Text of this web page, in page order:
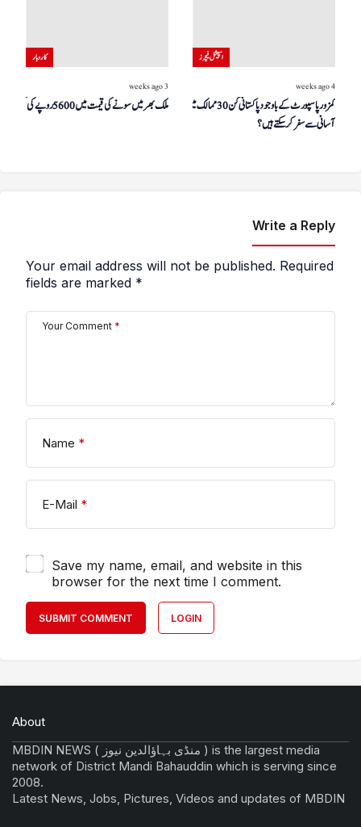
کاروبار
3 weeks ago
ملک بھر میں سونے کی قیمت میں 5600 روپے کی کمی
اسپیشل فیچرز
4 weeks ago
کمزور پاسپورٹ کے باوجود پاکستانی کن 30 ممالک میں
آسانی سے سفر کر سکتے ہیں؟
Write a Reply
Your email address will not be published. Required
fields are marked *
Your Comment *
Name *
E-Mail *
Save my name, email, and website in this
browser for the next time I comment.
SUBMIT COMMENT LOGIN
About
MBDIN NEWS ( منڈی بہاؤالدین نیوز ) is the largest media
network of District Mandi Bahauddin which is serving since
2008.
Latest News, Jobs, Pictures, Videos and updates of MBDIN